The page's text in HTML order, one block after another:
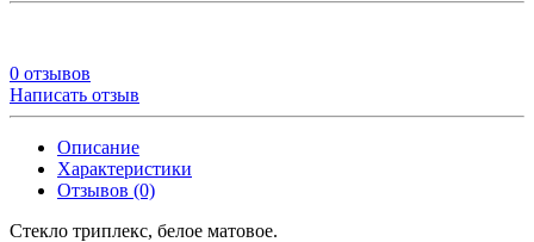
0 отзывов
Написать отзыв
Описание
Характеристики
Отзывов (0)
Стекло триплекс, белое матовое.